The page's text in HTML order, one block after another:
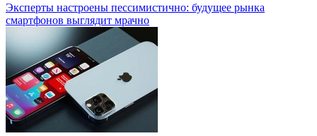
Эксперты настроены пессимистично: будущее рынка
смартфонов выглядит мрачно